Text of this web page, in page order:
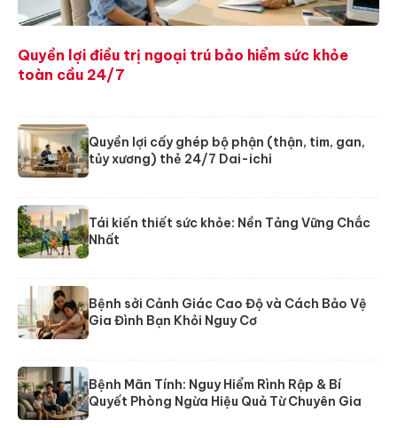
Quyền lợi điều trị ngoại trú bảo hiểm sức khỏe
toàn cầu 24/7
Quyền lợi cấy ghép bộ phận (thận, tim, gan,
tủy xương) thẻ 24/7 Dai-ichi
Tái kiến thiết sức khỏe: Nền Tảng Vững Chắc
Nhất
Bệnh sởi Cảnh Giác Cao Độ và Cách Bảo Vệ
Gia Đình Bạn Khỏi Nguy Cơ
Bệnh Mãn Tính: Nguy Hiểm Rình Rập & Bí
Quyết Phòng Ngừa Hiệu Quả Từ Chuyên Gia